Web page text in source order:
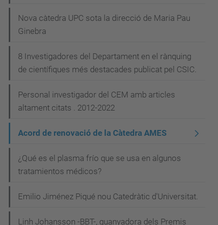
Nova càtedra UPC sota la direcció de Maria Pau
Ginebra
8 Investigadores del Departament en el rànquing
de científiques més destacades publicat pel CSIC.
Personal investigador del CEM amb articles
altament citats . 2012-2022
Acord de renovació de la Càtedra AMES
¿Qué es el plasma frío que se usa en algunos
tratamientos médicos?
Emilio Jiménez Piqué nou Catedràtic d'Universitat.
Linh Johansson -BBT-, guanyadora dels Premis